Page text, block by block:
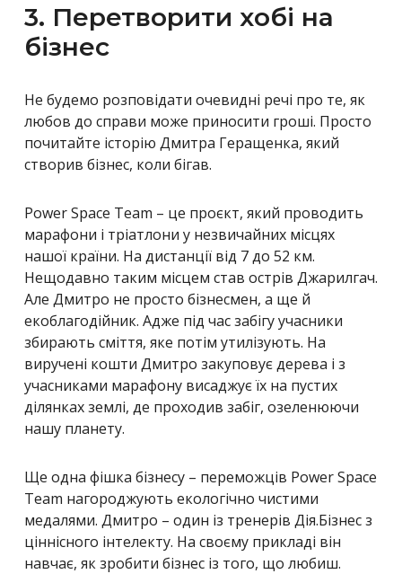
3. Перетворити хобі на
бізнес
Не будемо розповідати очевидні речі про те, як
любов до справи може приносити гроші. Просто
почитайте історію Дмитра Геращенка, який
створив бізнес, коли бігав.
Power Space Team – це проєкт, який проводить
марафони і тріатлони у незвичайних місцях
нашої країни. На дистанції від 7 до 52 км.
Нещодавно таким місцем став острів Джарилгач.
Але Дмитро не просто бізнесмен, а ще й
екоблагодійник. Адже під час забігу учасники
збирають сміття, яке потім утилізують. На
виручені кошти Дмитро закуповує дерева і з
учасниками марафону висаджує їх на пустих
ділянках землі, де проходив забіг, озеленюючи
нашу планету.
Ще одна фішка бізнесу – переможців Power Space
Team нагороджують екологічно чистими
медалями. Дмитро – один із тренерів Дія.Бізнес з
ціннісного інтелекту. На своєму прикладі він
навчає, як зробити бізнес із того, що любиш.